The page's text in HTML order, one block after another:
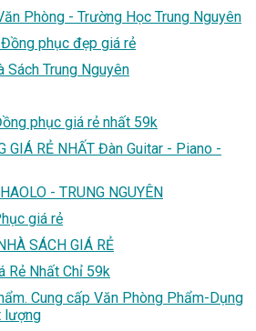
Phòng - Trường Học Trung Nguyên
phục đẹp giá rẻ
Sách Trung Nguyên
phục giá rẻ nhất 59k
GIÁ RẺ NHẤT Đàn Guitar - Piano -
- TRUNG NGUYÊN
giá rẻ
SÁCH GIÁ RẺ
Rẻ Nhất Chỉ 59k
Cung cấp Văn Phòng Phẩm-Dụng
lượng